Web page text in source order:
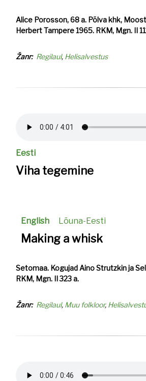
Alice Porosson, 68 a. Põlva khk,
Herbert Tampere 1965. RKM, Mgn. II
Žanr Regilaul Helisalvestus
Eesti
Viha tegemine
English Lõuna-Eesti
Making a whisk
Setomaa. Kogujad Aino Strutzkin ja
RKM, Mgn. II 323 a.
Žanr Regilaul Muu folkloor